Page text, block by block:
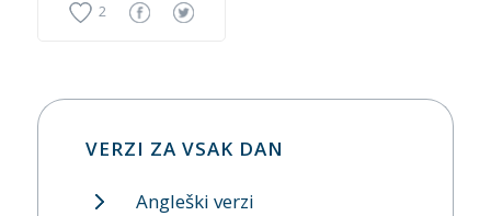
2
VERZI ZA VSAK DAN
Angleški verzi